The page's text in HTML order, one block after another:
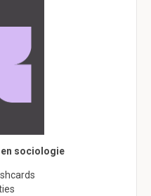
sociologie